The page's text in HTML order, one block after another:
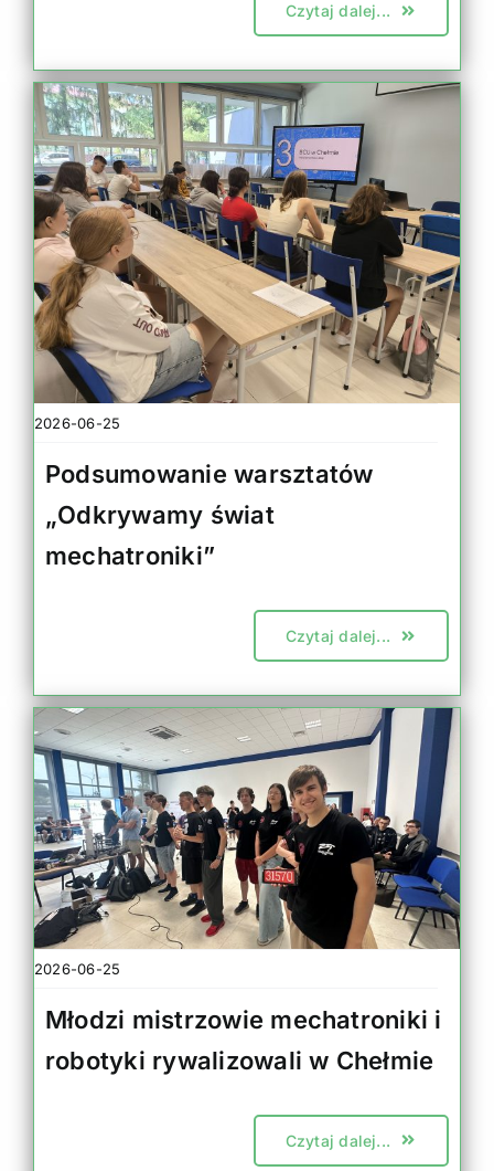
Czytaj dalej...
2026-06-25
Podsumowanie warsztatów
„Odkrywamy świat
mechatroniki”
Czytaj dalej...
2026-06-25
Młodzi mistrzowie mechatroniki i
robotyki rywalizowali w Chełmie
Czytaj dalej...